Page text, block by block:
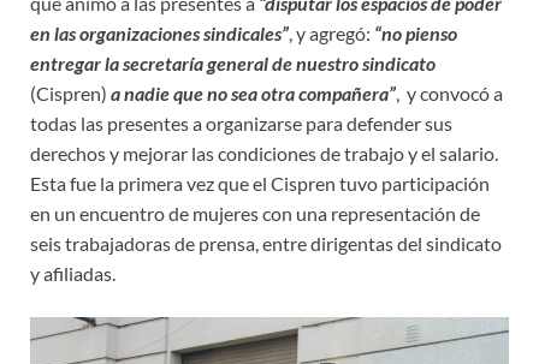
en las organizaciones sindicales”, y agregó: “no pienso
entregar la secretaría general de nuestro sindicato
(Cispren) a nadie que no sea otra compañera”, y convocó a
todas las presentes a organizarse para defender sus
derechos y mejorar las condiciones de trabajo y el salario.
Esta fue la primera vez que el Cispren tuvo participación
en un encuentro de mujeres con una representación de
seis trabajadoras de prensa, entre dirigentas del sindicato
y afiliadas.